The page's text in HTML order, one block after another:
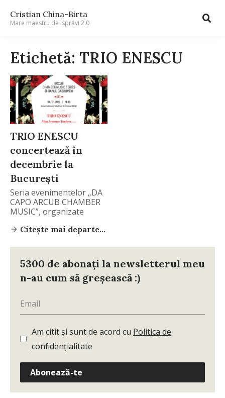
Cristian China-Birta
Mare maestru de isprăvi 2.0
Etichetă: TRIO ENESCU
TRIO ENESCU
concertează în
decembrie la
București
Seria evenimentelor „DA
CAPO ARCUB CHAMBER
MUSIC”, organizate
Citește mai departe...
5300 de abonați la newsletterul meu
n-au cum să greșească :)
Am citit și sunt de acord cu Politica de
confidențialitate
Abonează-te